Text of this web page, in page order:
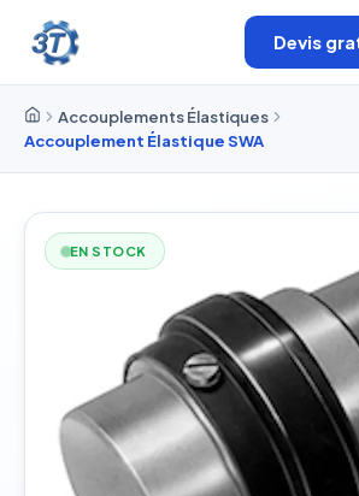
Devis
Accouplements Élastiques
Accouplement Élastique SWA
EN STOCK